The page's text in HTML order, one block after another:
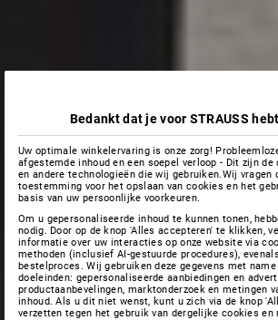
Bedankt dat je voor STRAUSS
Uw optimale winkelervaring is onze zorg!
afgestemde inhoud en een soepel verloop - Dit zijn de
en andere technologieën die wij gebruiken.Wij vragen
toestemming voor het opslaan van cookies en het
basis van uw persoonlijke voorkeuren.
Om u gepersonaliseerde inhoud te kunnen tonen,
nodig. Door op de knop 'Alles accepteren' te klikken,
informatie over uw interacties op onze website via
methoden (inclusief AI-gestuurde procedures),
bestelproces. Wij gebruiken deze gegevens met name
doeleinden: gepersonaliseerde aanbiedingen en
productaanbevelingen, marktonderzoek en metingen
inhoud. Als u dit niet wenst, kunt u zich via de knop
verzetten tegen het gebruik van dergelijke cookies en